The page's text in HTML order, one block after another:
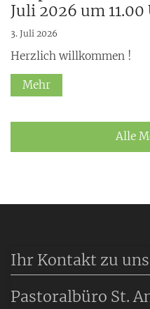
Juli 2026 um 11.00
3. Juli 2026
Herzlich willkommen !
Mehr
Alle
Ihr Kontakt zu uns
Pastoralbüro St.